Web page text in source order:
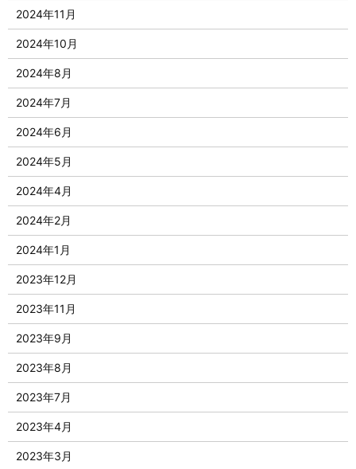
2024年11月
2024年10月
2024年8月
2024年7月
2024年6月
2024年5月
2024年4月
2024年2月
2024年1月
2023年12月
2023年11月
2023年9月
2023年8月
2023年7月
2023年4月
2023年3月